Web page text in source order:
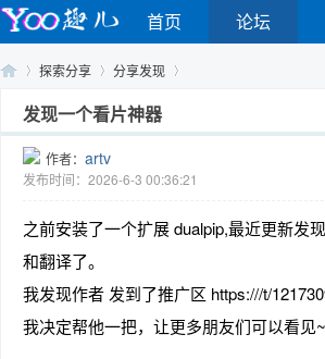
首页 论坛
探索分享
›
分享发现
发现一个看片神器
作者： artv
发布时间：2026-6-3 00:36:21
之前安装了一个扩展 dualpip,最近更新发
和翻译了。
我发现作者 发到了推广区 https:///t/
我决定帮他一把，让更多朋友们可以看见~